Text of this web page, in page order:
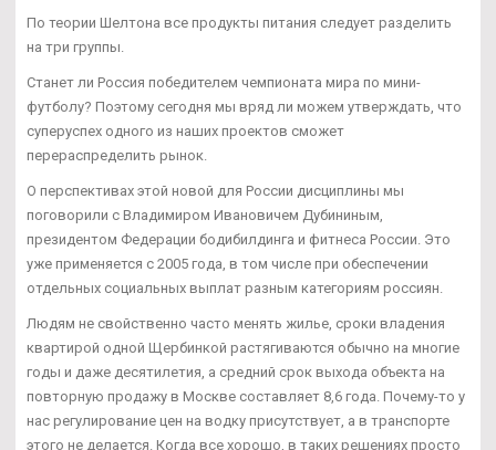
По теории Шелтона все продукты питания следует разделить
на три группы.
Станет ли Россия победителем чемпионата мира по мини-
футболу? Поэтому сегодня мы вряд ли можем утверждать, что
суперуспех одного из наших проектов сможет
перераспределить рынок.
О перспективах этой новой для России дисциплины мы
поговорили с Владимиром Ивановичем Дубининым,
президентом Федерации бодибилдинга и фитнеса России. Это
уже применяется с 2005 года, в том числе при обеспечении
отдельных социальных выплат разным категориям россиян.
Людям не свойственно часто менять жилье, сроки владения
квартирой одной Щербинкой растягиваются обычно на многие
годы и даже десятилетия, а средний срок выхода объекта на
повторную продажу в Москве составляет 8,6 года. Почему-то у
нас регулирование цен на водку присутствует, а в транспорте
этого не делается. Когда все хорошо, в таких решениях просто